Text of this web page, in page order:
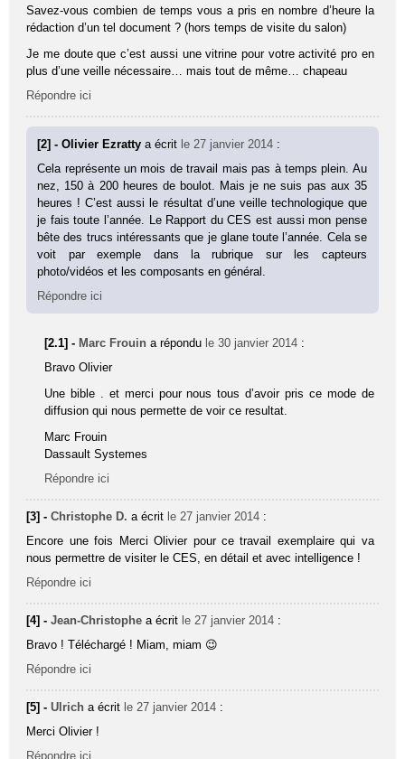
Savez-vous combien de temps vous a pris en nombre d’heure la
rédaction d’un tel document ? (hors temps de visite du salon)
Je me doute que c’est aussi une vitrine pour votre activité pro en
plus d’une veille nécessaire… mais tout de même… chapeau
Répondre ici
[2] - Olivier Ezrattya écrit le 27 janvier 2014 :
Cela représente un mois de travail mais pas à temps plein. Au
nez, 150 à 200 heures de boulot. Mais je ne suis pas aux 35
heures ! C’est aussi le résultat d’une veille technologique que
je fais toute l’année. Le Rapport du CES est aussi mon pense
bête des trucs intéressants que je glane toute l’année. Cela se
voit par exemple dans la rubrique sur les capteurs
photo/vidéos et les composants en général.
Répondre ici
[2.1] - Marc Frouin a répondu le 30 janvier 2014 :
Bravo Olivier
Une bible . et merci pour nous tous d’avoir pris ce mode de
diffusion qui nous permette de voir ce resultat.
Marc Frouin
Dassault Systemes
Répondre ici
[3] -Christophe D. a écrit le 27 janvier 2014 :
Encore une fois Merci Olivier pour ce travail exemplaire qui va
nous permettre de visiter le CES, en détail et avec intelligence !
Répondre ici
[4] -Jean-Christophe a écrit le 27 janvier 2014 :
Bravo ! Téléchargé ! Miam, miam 😉
Répondre ici
[5] -Ulrich a écrit le 27 janvier 2014 :
Merci Olivier !
Répondre ici